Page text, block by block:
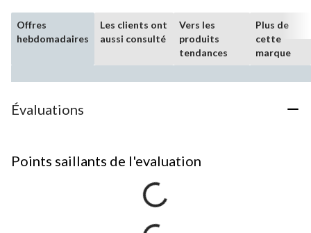
Offres
hebdomadaires
Les clients ont
aussi consulté
Vers les
produits
tendances
Plus de
cette
marque
Évaluations
Points saillants de l'evaluation